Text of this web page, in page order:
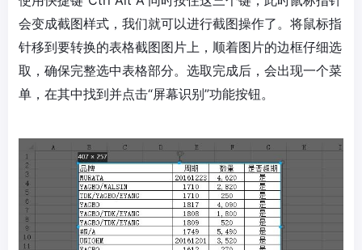
会变成截图样式，我们就可以进行截图操作了。将鼠标指
针移到要转换的表格截图图片上，顺着图片的边框仔细选
取，确保完整选中表格部分。选取完成后，会出现一个菜
单，在其中找到并点击“屏幕识别”功能按钮。